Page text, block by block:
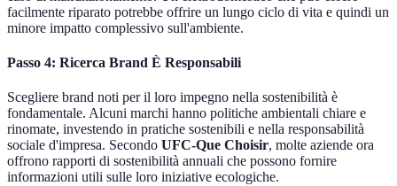
facilmente riparato potrebbe offrire un lungo ciclo di vita e quindi un
minore impatto complessivo sull'ambiente.
Passo 4: Ricerca Brand È Responsabili
Scegliere brand noti per il loro impegno nella sostenibilità è
fondamentale. Alcuni marchi hanno politiche ambientali chiare e
rinomate, investendo in pratiche sostenibili e nella responsabilità
sociale d'impresa. Secondo UFC-Que Choisir, molte aziende ora
offrono rapporti di sostenibilità annuali che possono fornire
informazioni utili sulle loro iniziative ecologiche.